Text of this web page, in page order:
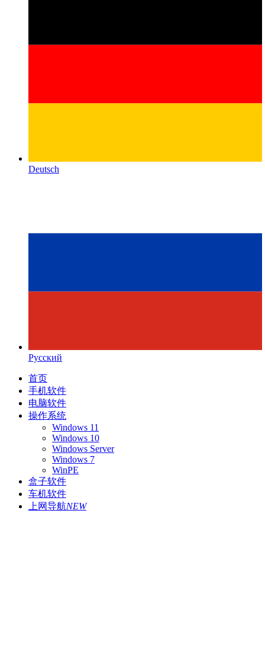
Deutsch
Русский
首页
手机软件
电脑软件
操作系统
Windows 11
Windows 10
Windows Server
Windows 7
WinPE
盒子软件
车机软件
上网导航NEW